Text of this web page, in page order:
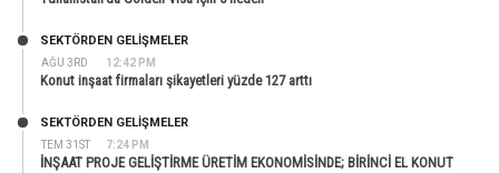
AĞU 3RD 12:42 PM
SEKTÖRDEN GELIŞMELER
Konut inşaat firmaları şikayetleri yüzde 127 arttı
TEM 31ST 7:24 PM
SEKTÖRDEN GELIŞMELER
İNŞAAT PROJE GELİŞTİRME ÜRETİM EKONOMİSİNDE; BİRİNCİ EL KONUT